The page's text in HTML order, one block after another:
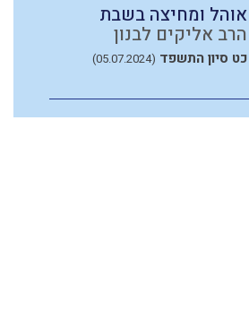
אוהל ומחיצה בשבת
הרב אליקים לבנון
כט סיון התשפד (05.07.2024)